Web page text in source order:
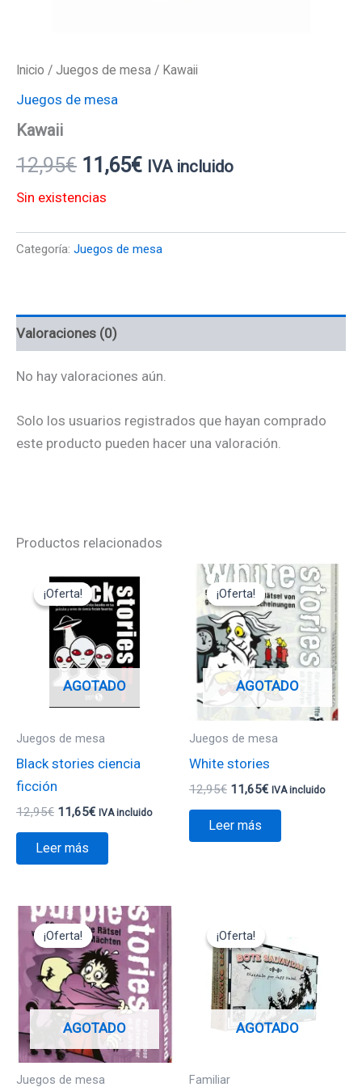
Inicio / Juegos de mesa / Kawaii
Juegos de mesa
Kawaii
12,95€ 11,65€ IVA incluido
Sin existencias
Categoría: Juegos de mesa
Valoraciones (0)
No hay valoraciones aún.
Solo los usuarios registrados que hayan comprado
este producto pueden hacer una valoración.
Productos relacionados
¡Oferta!
AGOTADO
¡Oferta!
Juegos de mesa
Black stories ciencia
ficción
12,95€
precio
original
era:
12,95€.
11,65€
precio
actual
11,65€.
IVA incluido
Leer más
¡Oferta!
AGOTADO
¡Oferta!
Juegos de mesa
White stories
12,95€
El
precio
original
era:
12,95€.
11,65€
El
precio
actual
es:
11,65€.
IVA incluido
Leer más
¡Oferta!
AGOTADO
¡Oferta!
Juegos de mesa
El
precio
original
era:
12,95€.
El
precio
actual
es:
11,65€.
¡Oferta!
AGOTADO
¡Oferta!
Familiar
precio
original
era:
24,95€.
actual
es:
12,47€.